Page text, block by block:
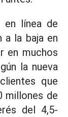
en línea de
a la baja en
en muchos
la nueva
que
millones de
del 4,5-